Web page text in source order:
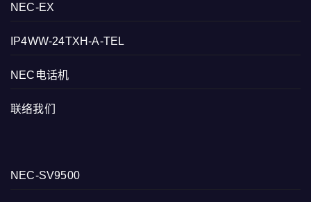
NEC-EX
IP4WW-24TXH-A-TEL
NEC电话机
联络我们
NEC-SV9500